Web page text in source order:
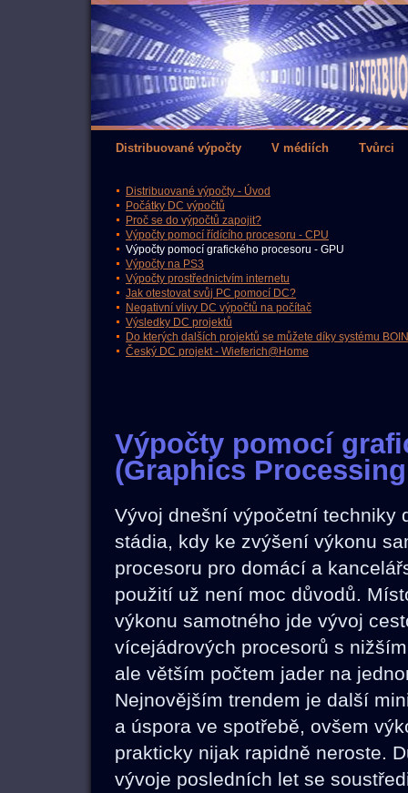
Distribuované výpočty - Úvod
Počátky DC výpočtů
Proč se do výpočtů zapojit?
Výpočty pomocí řídícího procesoru - CPU
Výpočty pomocí grafického procesoru - GPU
Výpočty na PS3
Výpočty prostřednictvím internetu
Jak otestovat svůj PC pomocí DC?
Negativní vlivy DC výpočtů na počítač
Výsledky DC projektů
Do kterých dalších projektů se můžete díky systému
Český DC projekt - Wieferich@Home
Výpočty pomocí
(Graphics
Vývoj dnešní výpočetní techniky
stádia, kdy ke zvýšení výkonu
procesoru pro domácí a
použití už není moc důvodů.
výkonu samotného jde vývoj
vícejádrových procesorů s
ale větším počtem jader na
Nejnovějším trendem je další
a úspora ve spotřebě, ovšem
prakticky nijak rapidně neroste.
vývoje posledních let se
Distribuované výpočty V médiích Tvůrci